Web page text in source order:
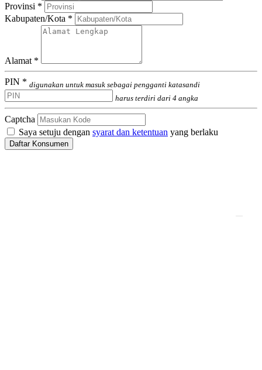
Provinsi *
Kabupaten/Kota *
Alamat *
PIN * digunakan untuk masuk sebagai pengganti katasandi
harus terdiri dari 4 angka
Captcha
Saya setuju dengan syarat dan ketentuan yang berlaku
Daftar Konsumen